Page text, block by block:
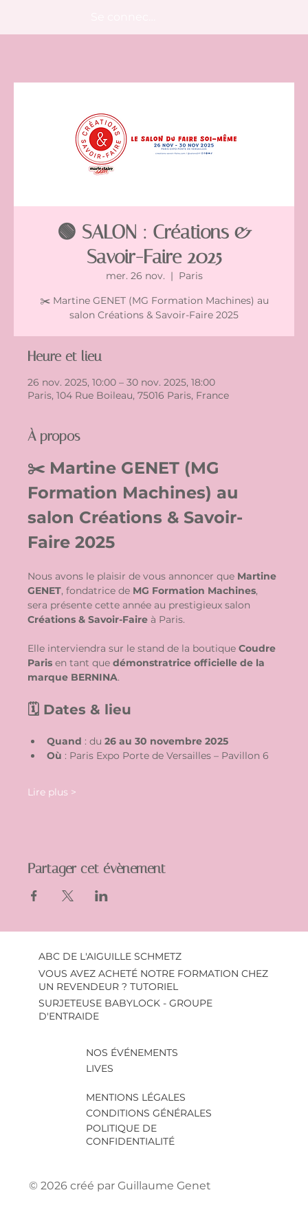
🟢 SALON : Créations &
Savoir-Faire 2025
mer. 26 nov.
  |
Paris
✂️ Martine GENET (MG Formation Machines) au
salon Créations & Savoir-Faire 2025
Heure et lieu
26 nov. 2025, 10:00 – 30 nov. 2025, 18:00
Paris, 104 Rue Boileau, 75016 Paris, France
À propos
✂️ Martine GENET (MG
Formation Machines) au
salon Créations & Savoir-
Faire 2025
Nous avons le plaisir de vous annoncer que Martine
GENET, fondatrice de MG Formation Machines,
sera présente cette année au prestigieux salon
Créations & Savoir-Faire à Paris.
Elle interviendra sur le stand de la boutique Coudre
Paris en tant que démonstratrice officielle de la
marque BERNINA.
🗓 Dates & lieu
Quand : du 26 au 30 novembre 2025
Où : Paris Expo Porte de Versailles – Pavillon 6
Lire plus >
Partager cet évènement
ABC DE L'AIGUILLE SCHMETZ
VOUS AVEZ ACHETÉ NOTRE FORMATION CHEZ
UN REVENDEUR ? TUTORIEL
SURJETEUSE BABYLOCK - GROUPE
D'ENTRAIDE
NOS ÉVÉNEMENTS
LIVES
MENTIONS LÉGALES
CONDITIONS GÉNÉRALES
POLITIQUE DE
CONFIDENTIALITÉ
© 2026 créé par Guillaume Genet